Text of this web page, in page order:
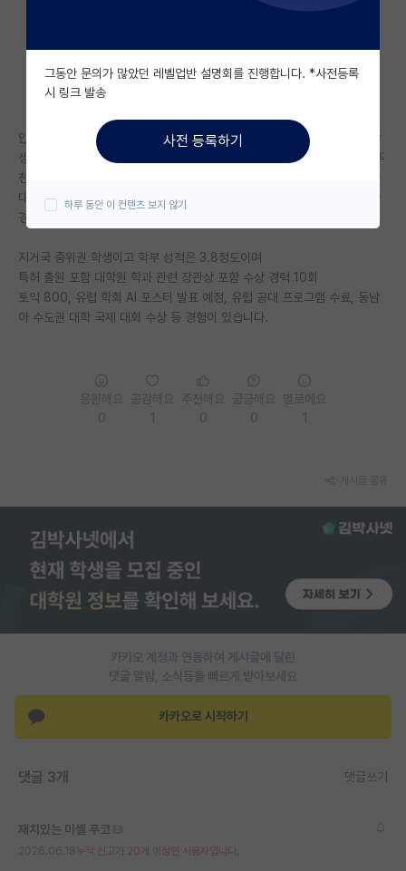
자유 게시판(아무개랩)
미국 유학 게시판
미국 대학원 합격 후기 게시판
대학원생 모집 게시판
연구실(PI) 홍보 게시판
석박사 채용 정보 게시판
임용 정보 게시판
장학금/장학생 게시판
홍보 게시판
커리어
유학교육
이벤트
재팬라운지 🌸
안녕하세요 이공계에서 융합 학문으로 대학원 입시를 준비하게된 4학년 학
생입니다. 지도교수님께서 평소에 추천서가 필요하면 찾아오라고 하셔서 추
천서 작성을 정중히 여쭤보게 되었고 써주신다고 합니다. 대학원 입학처(타
대학) 측에서 교수님 추천서를 필수로 해놓지는 않았는데요. 추천서가 있을
경우 합격에 유리해지는지 궁금합니다.
지거국 중위권 학생이고 학부 성적은 3.8정도이며
특허 출원 포함 대학원 학과 관련 장관상 포함 수상 경력 10회
토익 800, 유럽 학회 AI 포스터 발표 예정, 유럽 공대 프로그램 수료, 동남
아 수도권 대학 국제 대회 수상 등 경험이 있습니다.
카카오 계정과 연동하여 게시글에 달린
댓글 알람, 소식등을 빠르게 받아보세요
카카오로 시작하기
댓글 3개 댓글쓰기
재치있는 미셸 푸코
누적 신고가 20개 이상인 사용자입니다.
그동안 문의가 많았던 레벨업반 설명회를 진행합니다. *사전등록
시 링크 발송
사전 등록하기
하루 동안 이 컨텐츠 보지 않기